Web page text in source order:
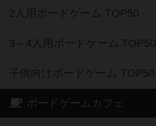
2人用ボードゲーム TOP50
3～4人用ボードゲーム TOP50
子供向けボードゲーム TOP50
ボードゲームカフェ